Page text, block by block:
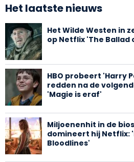
Het laatste nieuws
Het Wilde Westen in
op Netflix 'The Ballad
HBO probeert 'Harry
redden na de
'Magie is eraf'
Miljoenenhit in de
domineert hij Netflix:
Bloodlines'